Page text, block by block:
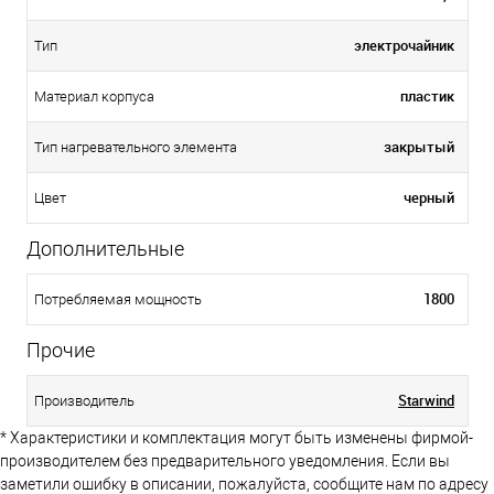
Тип электрочайник
Материал корпуса пластик
Тип нагревательного элемента закрытый
Цвет черный
Дополнительные
Потребляемая мощность 1800
Прочие
Производитель Starwind
* Характеристики и комплектация могут быть изменены фирмой-
производителем без предварительного уведомления. Если вы
заметили ошибку в описании, пожалуйста, сообщите нам по адресу